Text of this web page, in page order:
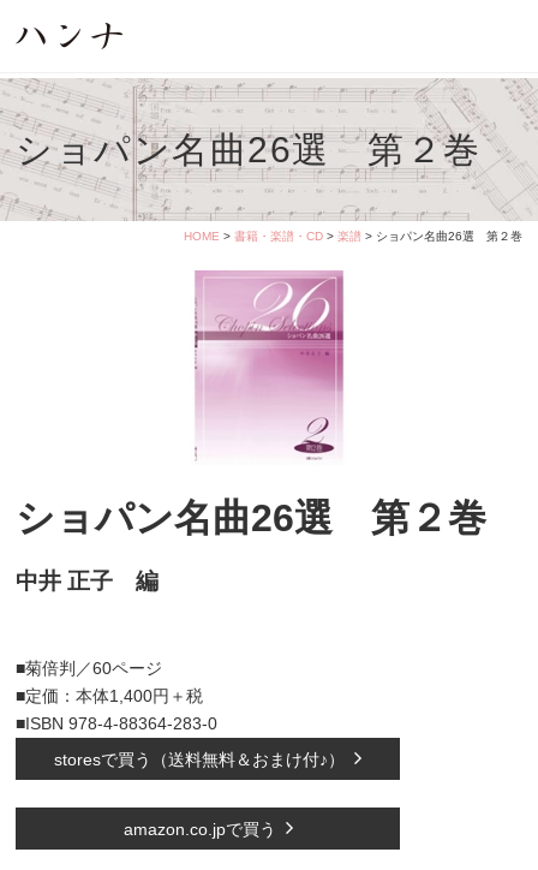
ショパン名曲26選 第２巻
HOME > 書籍・楽譜・CD> 楽譜> ショパン名曲26選 第２巻
ショパン名曲26選 第２巻
中井 正子 編
■菊倍判／60ページ
■定価：本体1,400円＋税
■ISBN 978-4-88364-283-0
storesで買う（送料無料＆おまけ付♪）
amazon.co.jpで買う